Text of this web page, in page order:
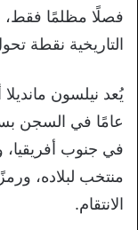
فصلًا مظلمًا فقط،
التاريخية نقطة
عامًا في السجن
في جنوب
منتخب لبلاده،
الانتقام.